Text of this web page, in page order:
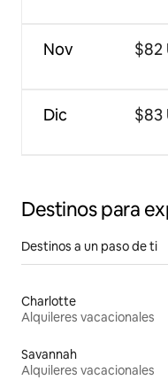
Nov
Dic
$82
$83
Destinos para
Destinos a un paso de ti
Charlotte
Alquileres vacacionales
Savannah
Alquileres vacacionales